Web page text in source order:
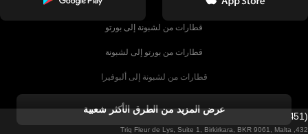
قطارات من لشبونة إلى بورتو
قطارات من بورتو إلى لشبونة
قطارات من لشبونة إلى ألبوفيرا
قطارات من ألبوفيرا إلى لشبونة
قطارات من لشبونة إلى لاغوس
عرض المزيد من الطرق الأكثر شعبية
Firebird GT Limited (OC 1451)
432, Triq Fleur de Lys, Suite 1, Birkirkara, BKR 9061, Malta